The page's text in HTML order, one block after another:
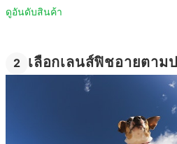
ดูอันดับสินค้า
2 เลือกเลนส์ฟิชอายตาม